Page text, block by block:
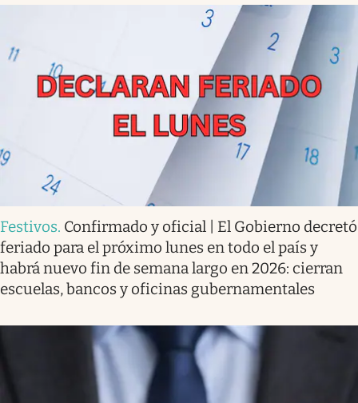
Festivos. Confirmado y oficial | El Gobierno decretó
feriado para el próximo lunes en todo el país y
habrá nuevo fin de semana largo en 2026: cierran
escuelas, bancos y oficinas gubernamentales